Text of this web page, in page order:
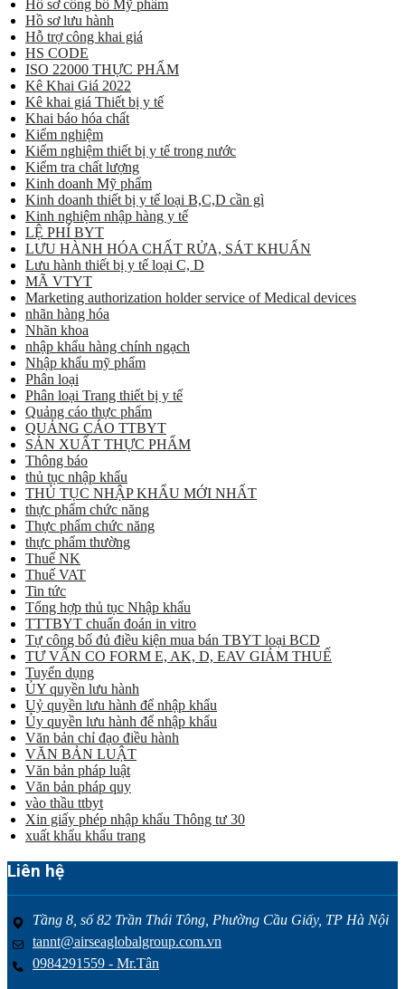
Hồ sơ công bố Mỹ phẩm
Hồ sơ lưu hành
Hỗ trợ công khai giá
HS CODE
ISO 22000 THỰC PHẨM
Kê Khai Giá 2022
Kê khai giá Thiết bị y tế
Khai báo hóa chất
Kiểm nghiệm
Kiểm nghiệm thiết bị y tế trong nước
Kiểm tra chất lượng
Kinh doanh Mỹ phẩm
Kinh doanh thiết bị y tế loại B,C,D cần gì
Kinh nghiệm nhập hàng y tế
LỆ PHÍ BYT
LƯU HÀNH HÓA CHẤT RỬA, SÁT KHUẨN
Lưu hành thiết bị y tế loại C, D
MÃ VTYT
Marketing authorization holder service of Medical devices
nhãn hàng hóa
Nhãn khoa
nhập khẩu hàng chính ngạch
Nhập khẩu mỹ phẩm
Phân loại
Phân loại Trang thiết bị y tế
Quảng cáo thực phẩm
QUẢNG CÁO TTBYT
SẢN XUẤT THỰC PHẨM
Thông báo
thủ tục nhập khẩu
THỦ TỤC NHẬP KHẨU MỚI NHẤT
thực phẩm chức năng
Thực phẩm chức năng
thực phẩm thường
Thuế NK
Thuế VAT
Tin tức
Tổng hợp thủ tục Nhập khẩu
TTTBYT chuẩn đoán in vitro
Tự công bố đủ điều kiện mua bán TBYT loại BCD
TƯ VẤN CO FORM E, AK, D, EAV GIẢM THUẾ
Tuyển dụng
ỦY quyền lưu hành
Uỷ quyền lưu hành để nhập khẩu
Ủy quyền lưu hành để nhập khẩu
Văn bản chỉ đạo điều hành
VĂN BẢN LUẬT
Văn bản pháp luật
Văn bản pháp quy
vào thầu ttbyt
Xin giấy phép nhập khẩu Thông tư 30
xuất khẩu khẩu trang
Liên hệ
Tầng 8, số 82 Trần Thái Tông, Phường Cầu Giấy, TP Hà Nội
tannt@airseaglobalgroup.com.vn
0984291559 - Mr.Tân